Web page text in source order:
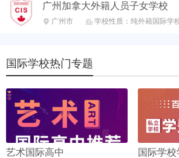
广州加拿大外籍人员子女学校
 广州市  学校性质：纯外籍国际学
国际学校热门专题
艺术国际高中 国际学校